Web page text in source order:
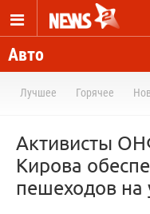
Авто
Лучшее Горячее
Активисты
Кирова
пешеходов на